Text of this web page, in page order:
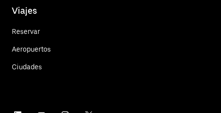
Viajes
Reservar
Aeropuertos
Ciudades